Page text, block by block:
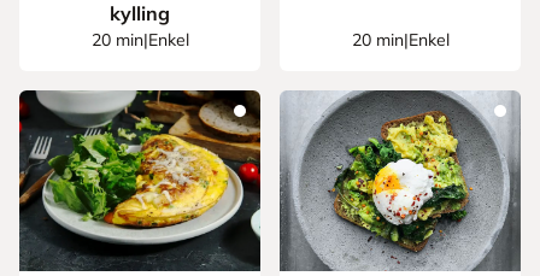
kylling
20 min|Enkel 20 min|Enkel